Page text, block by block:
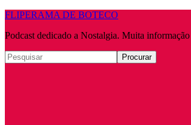
FLIPERAMA DE BOTECO
Podcast dedicado a Nostalgia. Muita